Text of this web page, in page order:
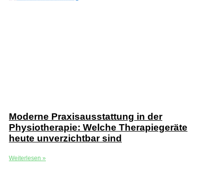
Moderne Praxisausstattung in der
Physiotherapie: Welche Therapiegeräte
heute unverzichtbar sind
Weiterlesen »